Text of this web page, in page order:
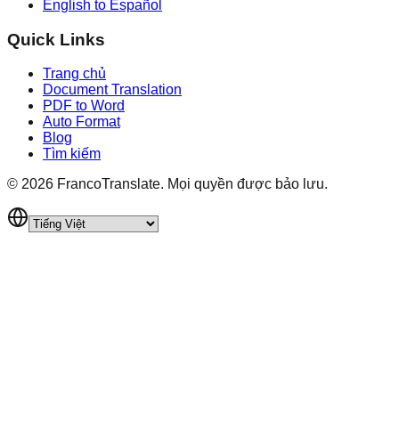
English to Español
Quick Links
Trang chủ
Document Translation
PDF to Word
Auto Format
Blog
Tìm kiếm
© 2026 FrancoTranslate. Mọi quyền được bảo lưu.